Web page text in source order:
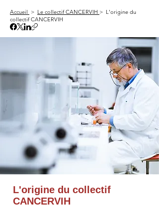
Accueil > Le collectif CANCERVIH > L'origine du
collectif CANCERVIH
L'origine du collectif
CANCERVIH